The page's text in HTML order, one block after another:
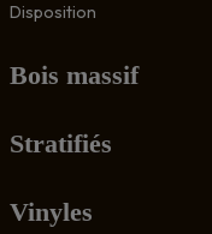
Disposition
Bois massif
Stratifiés
Vinyles